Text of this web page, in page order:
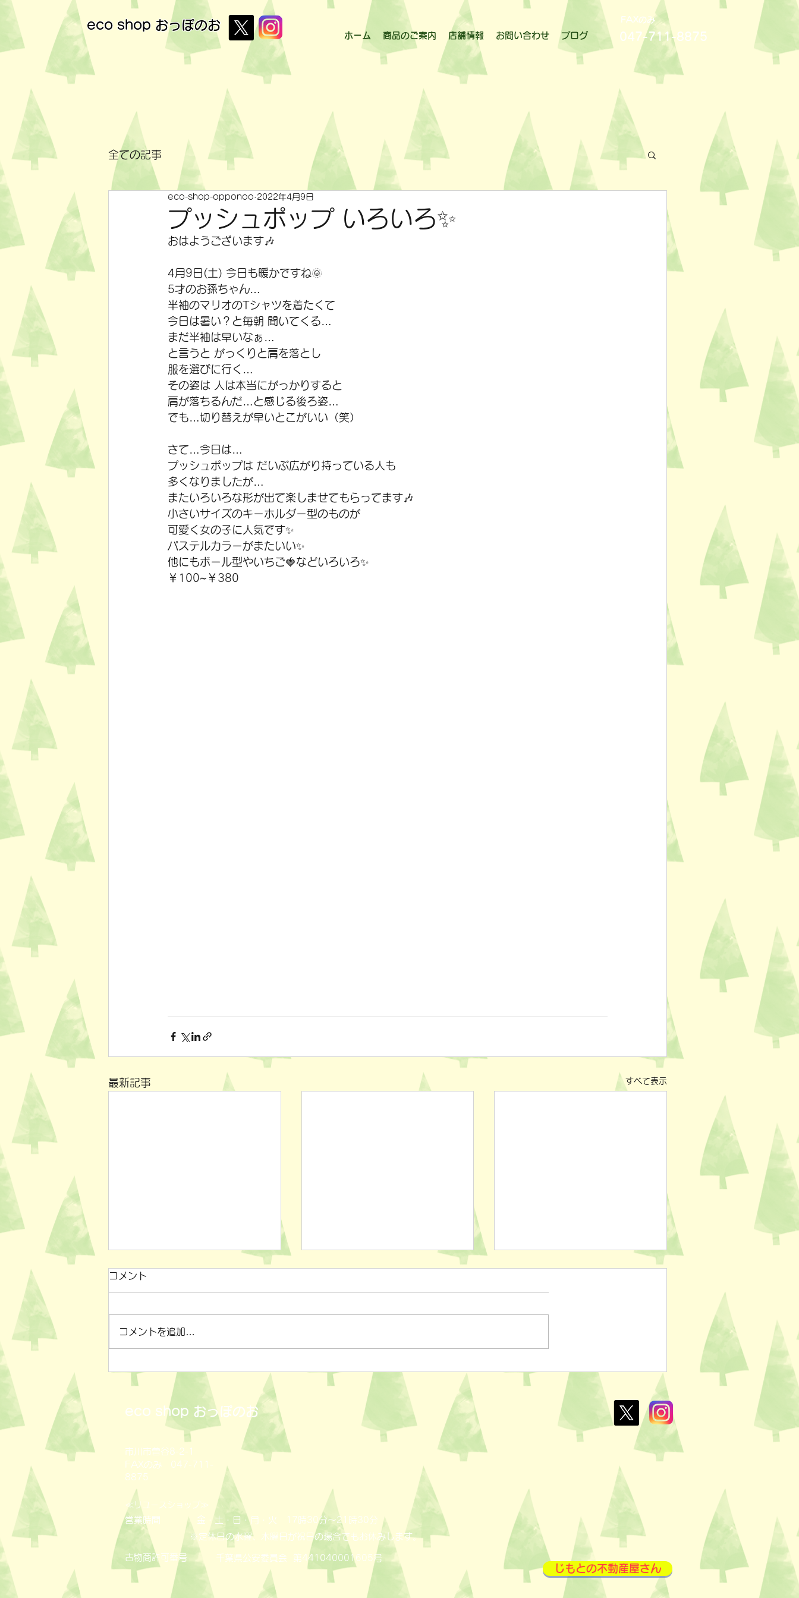
eco shop おっぽのお
ホーム 商品のご案内 店舗情報 お問い合わせ ブログ 047-711-8875
FAXのみ
全ての記事
プッシュポップ いろいろ✨
eco-shop-opponoo 2022年4月9日
おはようございます🎶
4月9日(土) 今日も暖かですね🌞
5才のお孫ちゃん…
半袖のマリオのTシャツを着たくて
今日は暑い？と毎朝 聞いてくる…
まだ半袖は早いなぁ…
と言うと がっくりと肩を落とし
服を選びに行く…
その姿は 人は本当にがっかりすると
肩が落ちるんだ…と感じる後ろ姿…
でも…切り替えが早いとこがいい（笑）
さて…今日は…
プッシュポップは だいぶ広がり持っている人も
多くなりましたが…
またいろいろな形が出て楽しませてもらってます🎶
小さいサイズのキーホルダー型のものが
可愛く女の子に人気です✨
パステルカラーがまたいい✨
他にもボール型やいちご🍓などいろいろ✨
￥100~￥380
最新記事 すべて表示
おっぽのおでん🍢
ALL￥100✨
コメント
コメントを追加…
eco shop おっぽのお
市川市曽谷8-2-1
FAXのみ 047-711-
8875
≪ リユースショップ ≫
営業時間
金・土・日・月・火 17時30分～21時30分
※定休日の水曜、木曜日が祝日の場合でもお休みします。
古物商許可番号 ​千葉県公安委員会 第441040001605号
じもとの不動産屋さん